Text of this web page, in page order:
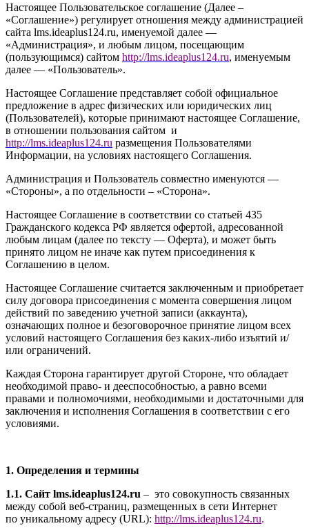
Настоящее Пользовательское соглашение (Далее –
«Соглашение») регулирует отношения между администрацией
сайта lms.ideaplus124.ru, именуемой далее —
«Администрация», и любым лицом, посещающим
(пользующимся) сайтом http://lms.ideaplus124.ru, именуемым
далее — «Пользователь».
Настоящее Соглашение представляет собой официальное
предложение в адрес физических или юридических лиц
(Пользователей), которые принимают настоящее Соглашение,
в отношении пользования сайтом и
http://lms.ideaplus124.ru размещения Пользователями
Информации, на условиях настоящего Соглашения.
Администрация и Пользователь совместно именуются —
«Стороны», а по отдельности – «Сторона».
Настоящее Соглашение в соответствии со статьей 435
Гражданского кодекса РФ является офертой, адресованной
любым лицам (далее по тексту — Оферта), и может быть
принято лицом не иначе как путем присоединения к
Соглашению в целом.
Настоящее Соглашение считается заключенным и приобретает
силу договора присоединения с момента совершения лицом
действий по заведению учетной записи (аккаунта),
означающих полное и безоговорочное принятие лицом всех
условий настоящего Соглашения без каких-либо изъятий и/
или ограничений.
Каждая Сторона гарантирует другой Стороне, что обладает
необходимой право- и дееспособностью, а равно всеми
правами и полномочиями, необходимыми и достаточными для
заключения и исполнения Соглашения в соответствии с его
условиями.
1. Определения и термины
1.1. Сайт lms.ideaplus124.ru – это совокупность связанных
между собой веб-страниц, размещенных в сети Интернет
по уникальному адресу (URL): http://lms.ideaplus124.ru.